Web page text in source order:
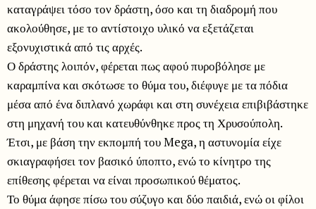
καταγράψει τόσο τον δράστη, όσο και τη διαδρομή που
ακολούθησε, με το αντίστοιχο υλικό να εξετάζεται
εξονυχιστικά από τις αρχές.
Ο δράστης λοιπόν, φέρεται πως αφού πυροβόλησε με
καραμπίνα και σκότωσε το θύμα του, διέφυγε με τα πόδια
μέσα από ένα διπλανό χωράφι και στη συνέχεια επιβιβάστηκε
στη μηχανή του και κατευθύνθηκε προς τη Χρυσούπολη.
Έτσι, με βάση την εκπομπή του Mega, η αστυνομία είχε
σκιαγραφήσει τον βασικό ύποπτο, ενώ το κίνητρο της
επίθεσης φέρεται να είναι προσωπικού θέματος.
Το θύμα άφησε πίσω του σύζυγο και δύο παιδιά, ενώ οι φίλοι